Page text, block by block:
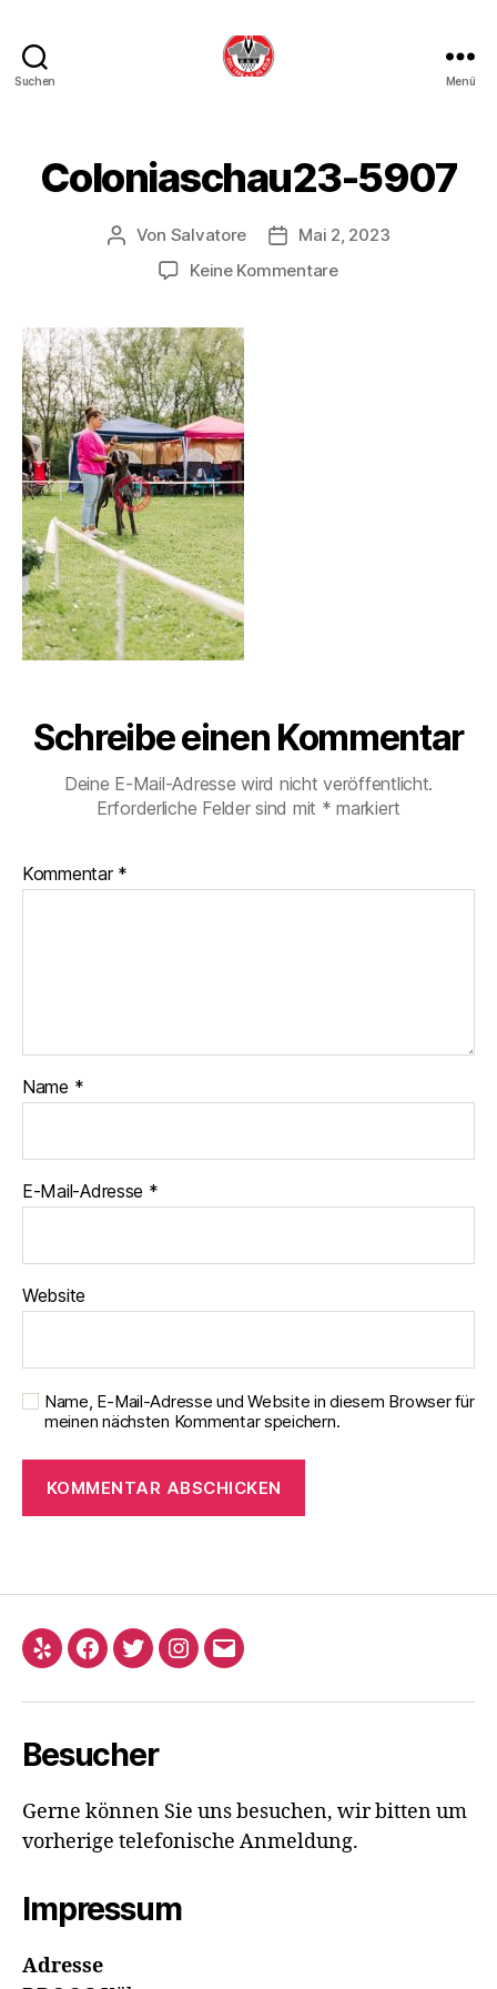
Suchen Menü
Coloniaschau23-5907
Beitragsautor
Von Salvatore Beitragsdatum
Mai 2, 2023
Keine Kommentarezu
Schreibe einen Kommentar
Deine E-Mail-Adresse wird nicht veröffentlicht.
Erforderliche Felder sind mit * markiert
Kommentar *
Name *
E-Mail-Adresse *
Website
Name, E-Mail-Adresse und Website in diesem Browser für
meinen nächsten Kommentar speichern.
Yelp Facebook
TwitterInstagram
E-
Besucher
Gerne können Sie uns besuchen, wir bitten um
vorherige telefonische Anmeldung.
Impressum
Adresse